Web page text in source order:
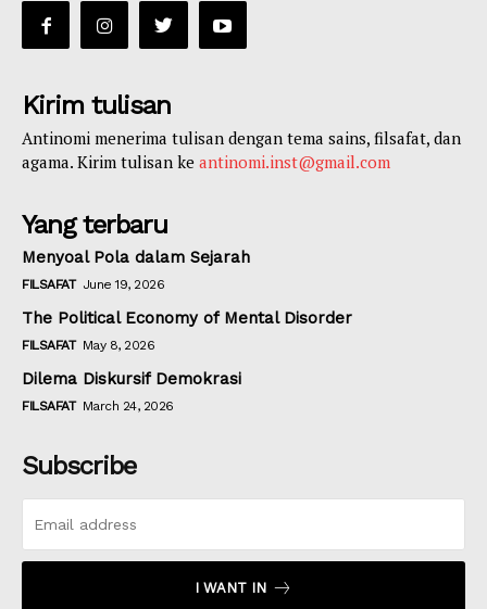
Kirim tulisan
Antinomi menerima tulisan dengan tema sains, filsafat, dan
agama. Kirim tulisan ke antinomi.inst@gmail.com
Yang terbaru
Menyoal Pola dalam Sejarah
FILSAFAT June 19, 2026
The Political Economy of Mental Disorder
FILSAFAT May 8, 2026
Dilema Diskursif Demokrasi
FILSAFAT March 24, 2026
Subscribe
I WANT IN